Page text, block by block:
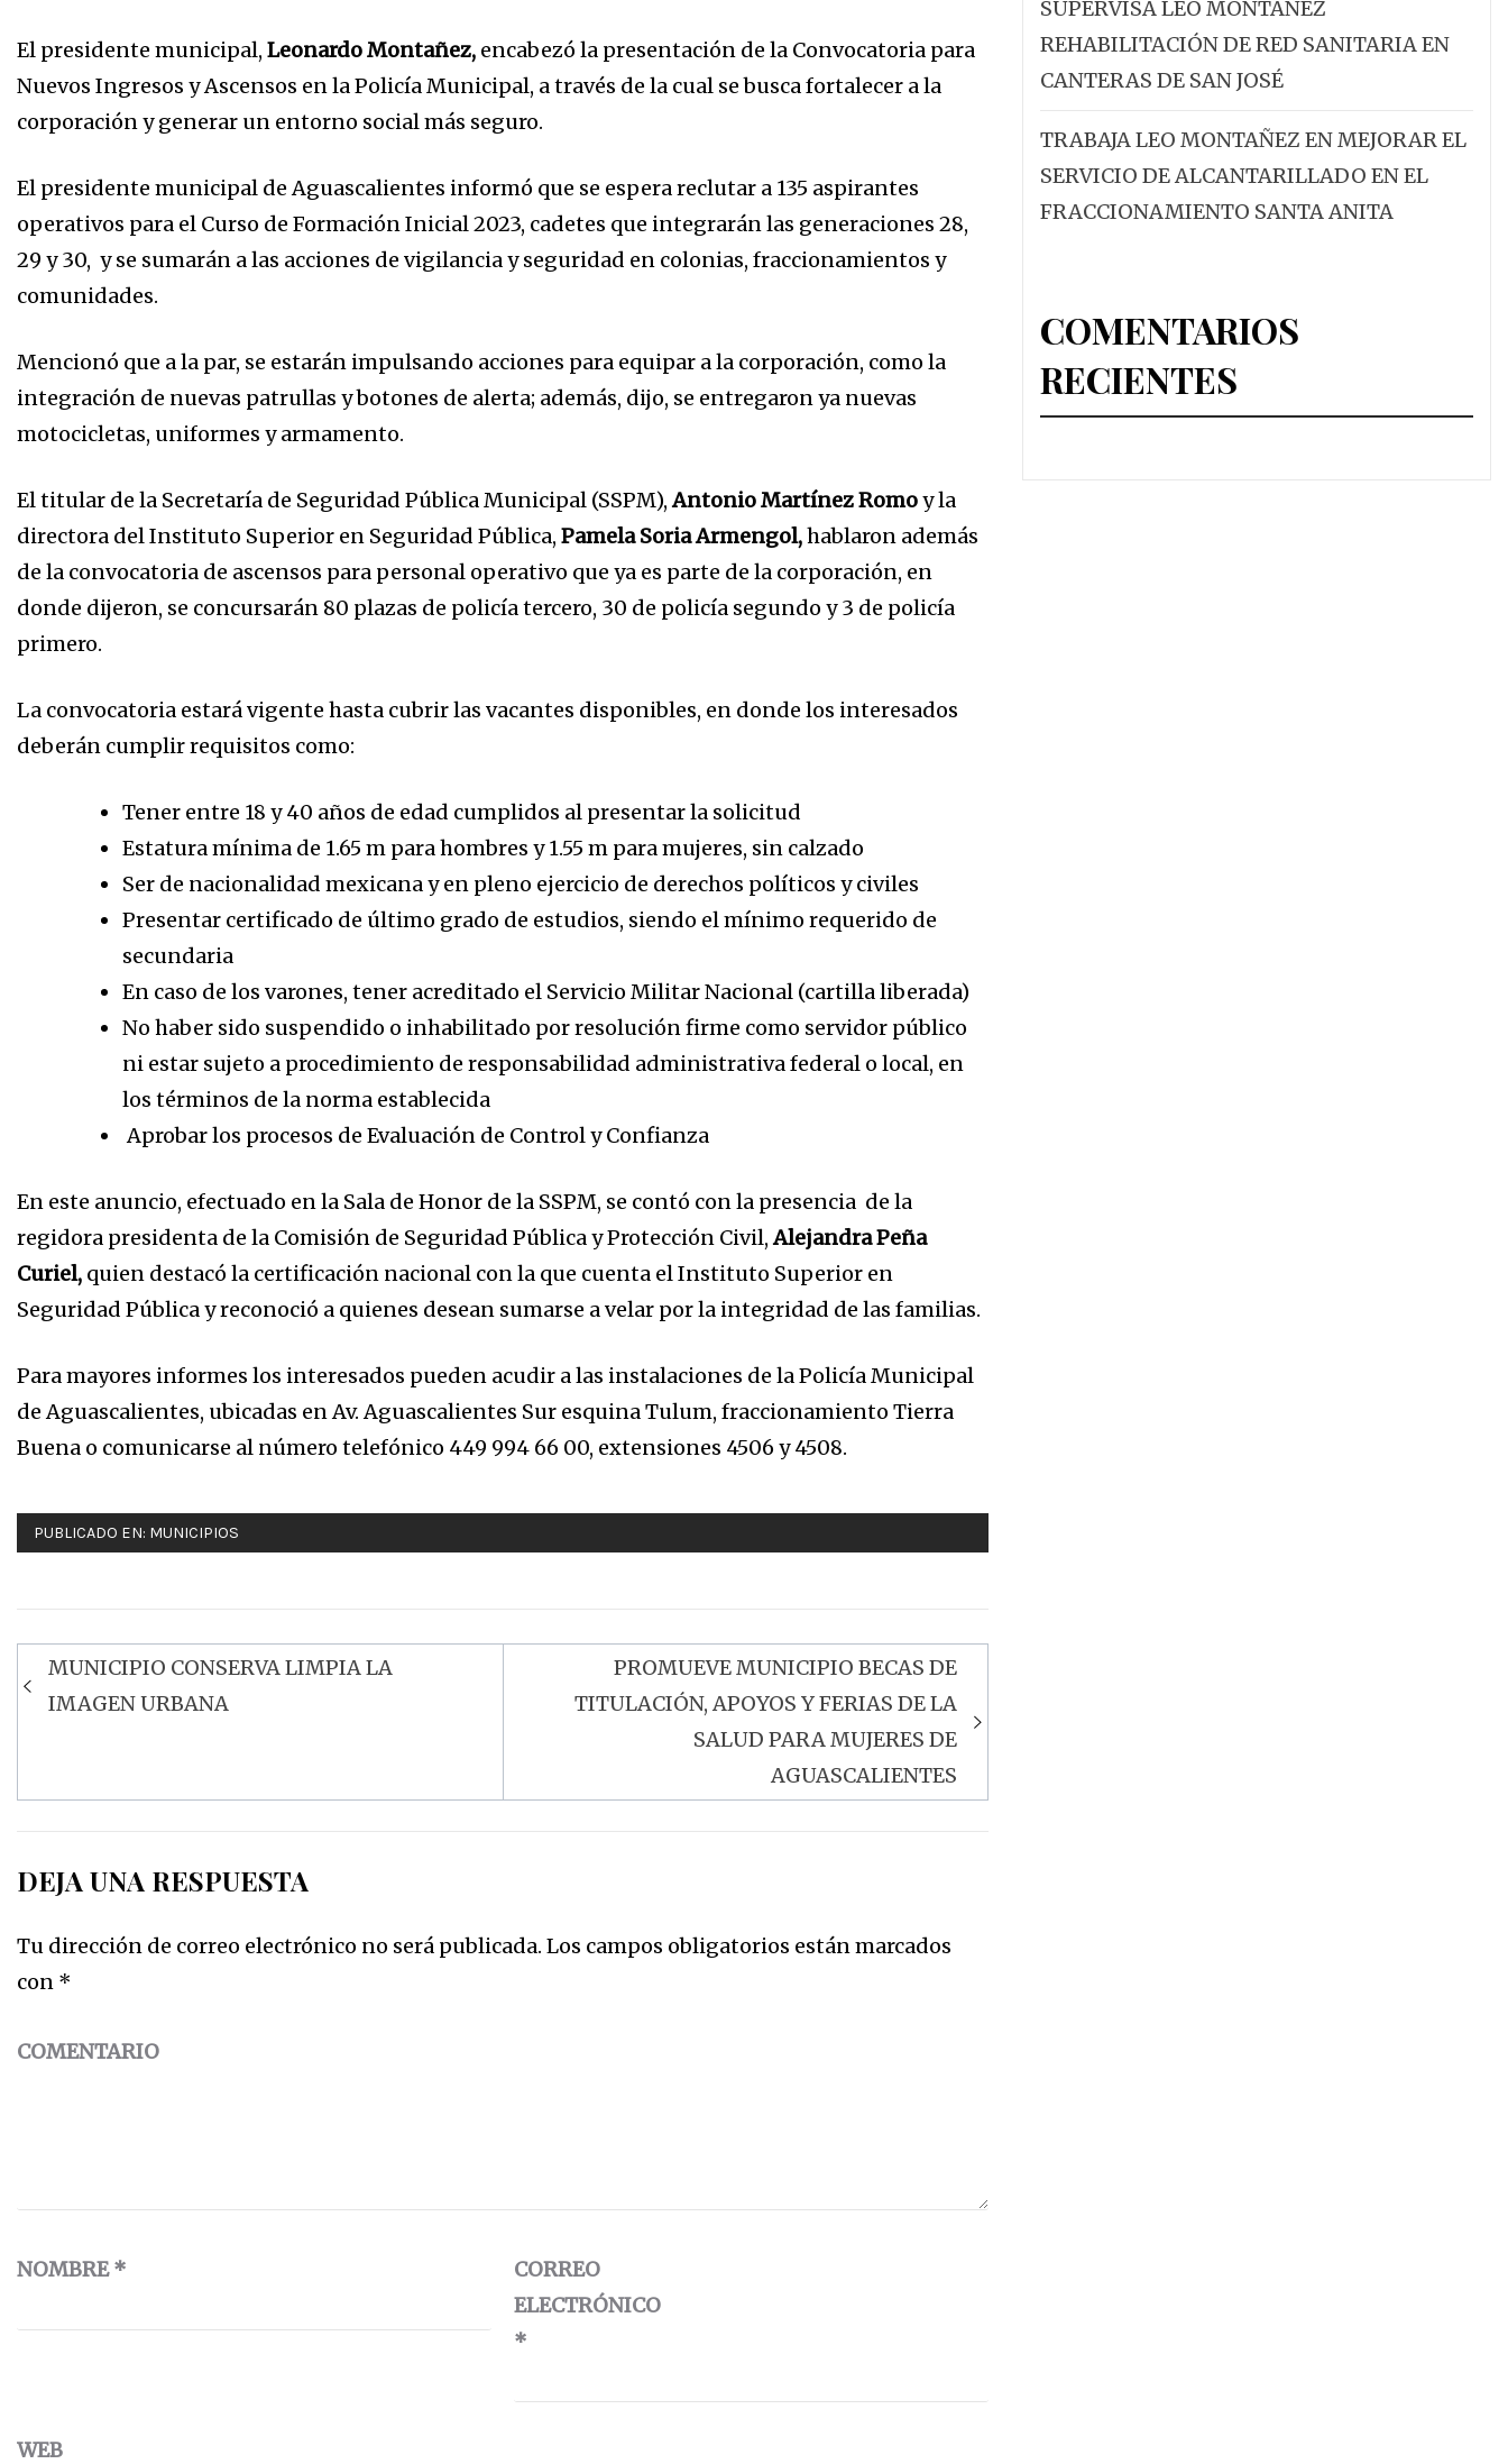
El presidente municipal, Leonardo Montañez, encabezó la presentación de la Convocatoria para
Nuevos Ingresos y Ascensos en la Policía Municipal, a través de la cual se busca fortalecer a la
corporación y generar un entorno social más seguro.
El presidente municipal de Aguascalientes informó que se espera reclutar a 135 aspirantes
operativos para el Curso de Formación Inicial 2023, cadetes que integrarán las generaciones 28,
29 y 30, y se sumarán a las acciones de vigilancia y seguridad en colonias, fraccionamientos y
comunidades.
Mencionó que a la par, se estarán impulsando acciones para equipar a la corporación, como la
integración de nuevas patrullas y botones de alerta; además, dijo, se entregaron ya nuevas
motocicletas, uniformes y armamento.
El titular de la Secretaría de Seguridad Pública Municipal (SSPM),Antonio Martínez Romoy la
directora del Instituto Superior en Seguridad Pública, Pamela Soria Armengol,hablaron además
de la convocatoria de ascensos para personal operativo que ya es parte de la corporación, en
donde dijeron, se concursarán 80 plazas de policía tercero, 30 de policía segundo y 3 de policía
primero.
La convocatoria estará vigente hasta cubrir las vacantes disponibles, en donde los interesados
deberán cumplir requisitos como:
Tener entre 18 y 40 años de edad cumplidos al presentar la solicitud
Estatura mínima de 1.65 m para hombres y 1.55 m para mujeres, sin calzado
Ser de nacionalidad mexicana y en pleno ejercicio de derechos políticos y civiles
Presentar certificado de último grado de estudios, siendo el mínimo requerido de
secundaria
En caso de los varones, tener acreditado el Servicio Militar Nacional (cartilla liberada)
No haber sido suspendido o inhabilitado por resolución firme como servidor público
ni estar sujeto a procedimiento de responsabilidad administrativa federal o local, en
los términos de la norma establecida
Aprobar los procesos de Evaluación de Control y Confianza
En este anuncio, efectuado en la Sala de Honor de la SSPM, se contó con la presencia de la
regidora presidenta de la Comisión de Seguridad Pública y Protección Civil,Alejandra Peña
Curiel, quien destacó la certificación nacional con la que cuenta el Instituto Superior en
Seguridad Pública y reconoció a quienes desean sumarse a velar por la integridad de las familias.
Para mayores informes los interesados pueden acudir a las instalaciones de la Policía Municipal
de Aguascalientes, ubicadas en Av. Aguascalientes Sur esquina Tulum, fraccionamiento Tierra
Buena o comunicarse al número telefónico 449 994 66 00, extensiones 4506 y 4508.
PUBLICADO EN: MUNICIPIOS
Navegación
de
MUNICIPIO CONSERVA LIMPIA LA
IMAGEN URBANA
PROMUEVE MUNICIPIO BECAS DE
TITULACIÓN, APOYOS Y FERIAS DE LA
SALUD PARA MUJERES DE
AGUASCALIENTES
DEJA UNA RESPUESTA
Tu dirección de correo electrónico no será publicada. Los campos obligatorios están marcados
con *
COMENTARIO
NOMBRE*
CORREO
ELECTRÓNICO
*
WEB
SUPERVISA LEO MONTAÑEZ
REHABILITACIÓN DE RED SANITARIA EN
CANTERAS DE SAN JOSÉ
TRABAJA LEO MONTAÑEZ EN MEJORAR EL
SERVICIO DE ALCANTARILLADO EN EL
FRACCIONAMIENTO SANTA ANITA
COMENTARIOS
RECIENTES